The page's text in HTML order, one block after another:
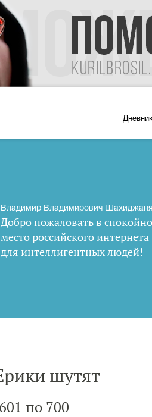
Владимир Владимирович
Добро пожаловать в
место российского интернета
для интеллигентных людей!
шутят
по 700